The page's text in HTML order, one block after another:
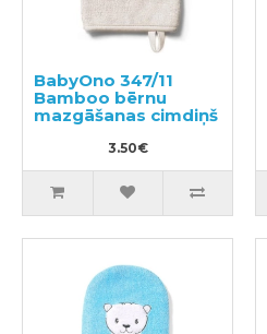
BabyOno 347/11
Bamboo bērnu
mazgāšanas cimdiņš
3.50€